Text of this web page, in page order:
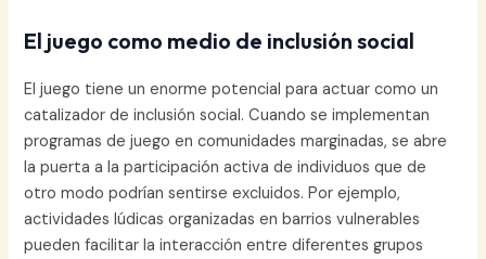
El juego como medio de inclusión social
El juego tiene un enorme potencial para actuar como un
catalizador de inclusión social. Cuando se implementan
programas de juego en comunidades marginadas, se abre
la puerta a la participación activa de individuos que de
otro modo podrían sentirse excluidos. Por ejemplo,
actividades lúdicas organizadas en barrios vulnerables
pueden facilitar la interacción entre diferentes grupos